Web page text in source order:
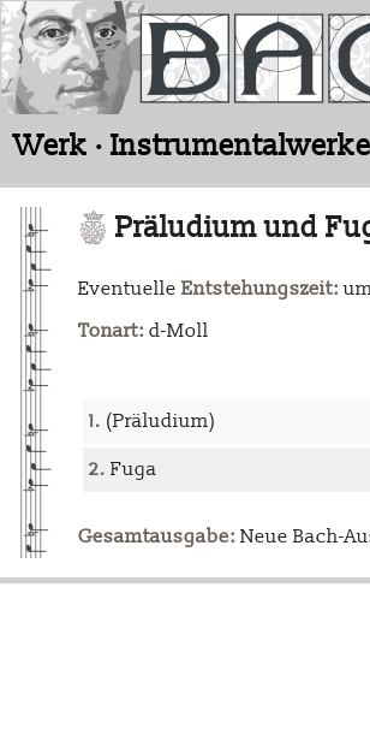
Werk · Instrumentalwerke
Präludium und
Eventuelle Entstehungszeit:
Tonart: d-Moll
1. (Präludium)
2. Fuga
Gesamtausgabe: Neue Bach-